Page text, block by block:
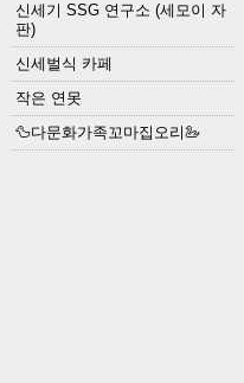
신세기 SSG 연구소 (세모이 자
판)
신세벌식 카페
작은 연못
🦆다문화가족꼬마집오리🦢